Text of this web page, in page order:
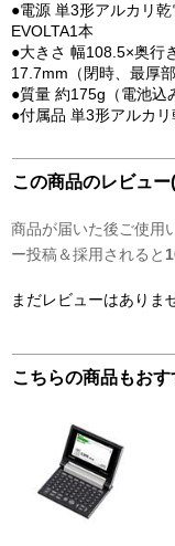
●電源 単3形アルカリ
EVOLTA1本
●大きさ 幅108.5×奥行
17.7mm（閉時、最厚部
●質量 約175g（電池込
●付属品 単3形アルカ
この商品のレビュー
商品が届いた後ご使用
ー投稿＆採用されると
まだレビューはありま
こちらの商品もおす